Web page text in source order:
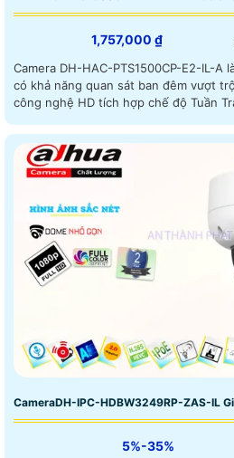
1,757,000 ₫
Camera DH-HAC-PTS1500CP-E2-IL-A
có khả năng quan sát ban đêm vượt
công nghệ HD tích hợp chế độ Tuần
CameraDH-IPC-HDBW3249RP-ZAS-IL
5%-35%